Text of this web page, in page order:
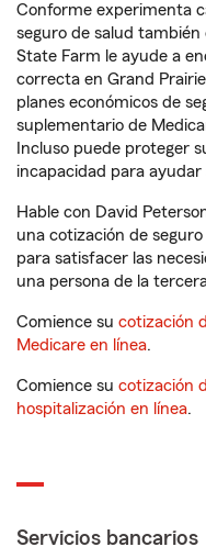
Conforme experimenta
seguro de salud
State Farm le ayude a
correcta en Grand
planes económicos de
suplementario de
Incluso puede proteger
incapacidad para
Hable con David
una cotización de
para satisfacer las
una persona de la
Comience su cotización
Medicare en línea.
Comience su cotización
hospitalización en línea.
Servicios bancarios